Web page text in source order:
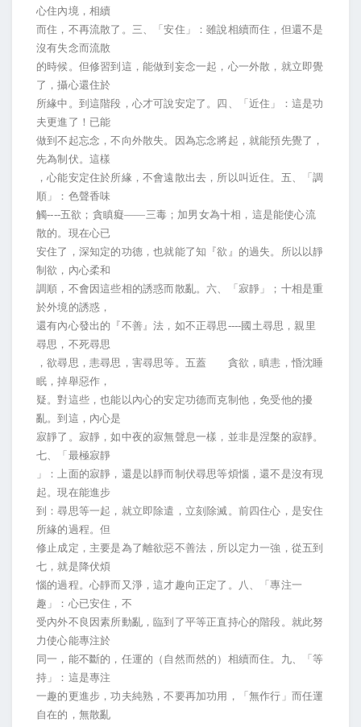
心住內境，相續
而住，不再流散了。三、「安住」：雖說相續而住，但還不是
沒有失念而流散
的時候。但修習到這，能做到妄念一起，心一外散，就立即覺
了，攝心還住於
所緣中。到這階段，心才可說安定了。四、「近住」：這是功
夫更進了！已能
做到不起忘念，不向外散失。因為忘念將起，就能預先覺了，
先為制伏。這樣
，心能安定住於所緣，不會遠散出去，所以叫近住。五、「調
順」：色聲香味
觸----五欲；貪瞋癡——三毒；加男女為十相，這是能使心流
散的。現在心已
安住了，深知定的功德，也就能了知『欲』的過失。所以以靜
制欲，內心柔和
調順，不會因這些相的誘惑而散亂。六、「寂靜」；十相是重
於外境的誘惑，
還有內心發出的『不善』法，如不正尋思----國土尋思，親里
尋思，不死尋思
，欲尋思，恚尋思，害尋思等。五蓋 貪欲，瞋恚，惛沈睡
眠，掉舉惡作，
疑。對這些，也能以內心的安定功德而克制他，免受他的擾
亂。到這，內心是
寂靜了。寂靜，如中夜的寂無聲息一樣，並非是涅槃的寂靜。
七、「最極寂靜
」：上面的寂靜，還是以靜而制伏尋思等煩惱，還不是沒有現
起。現在能進步
到：尋思等一起，就立即除遣，立刻除滅。前四住心，是安住
所緣的過程。但
修止成定，主要是為了離欲惡不善法，所以定力一強，從五到
七，就是降伏煩
惱的過程。心靜而又淨，這才趣向正定了。八、「專注一
趣」：心已安住，不
受內外不良因素所動亂，臨到了平等正直持心的階段。就此努
力使心能專注於
同一，能不斷的，任運的（自然而然的）相續而住。九、「等
持」：這是專注
一趣的更進步，功夫純熟，不要再加功用，「無作行」而任運
自在的，無散亂